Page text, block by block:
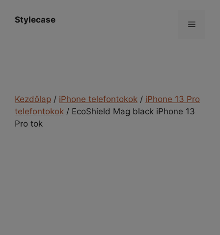
Stylecase Menü
Kezdőlap / iPhone telefontokok / iPhone 13 Pro
telefontokok / EcoShield Mag black iPhone 13
Pro tok